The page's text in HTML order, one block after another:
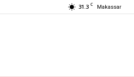
31.3 C Makassar